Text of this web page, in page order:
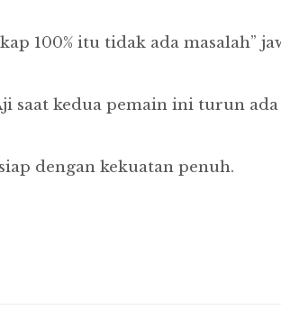
100% itu tidak ada masalah”
saat kedua pemain ini turun
dengan kekuatan penuh.